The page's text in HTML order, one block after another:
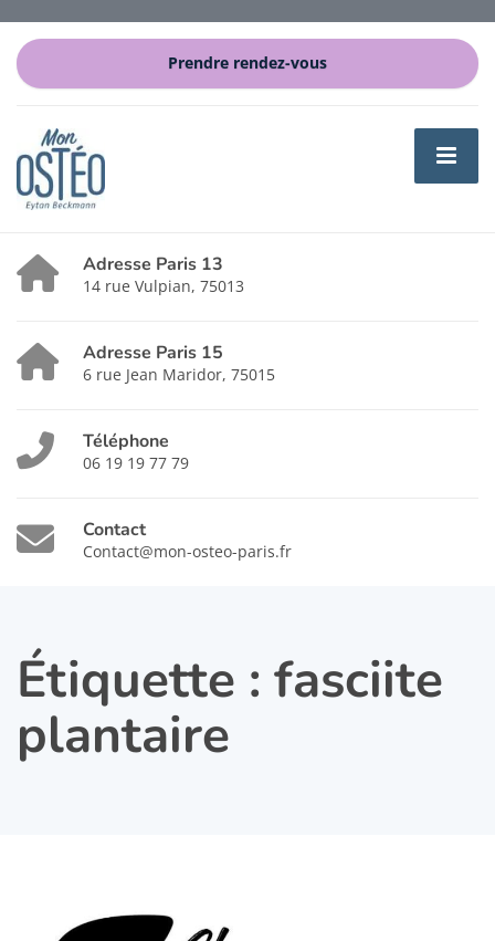
Prendre rendez-vous
Adresse Paris 13
14 rue Vulpian, 75013
Adresse Paris 15
6 rue Jean Maridor, 75015
Téléphone
06 19 19 77 79
Contact
Contact@mon-osteo-paris.fr
Étiquette : fasciite
plantaire